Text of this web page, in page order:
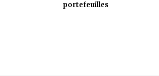
portefeuilles